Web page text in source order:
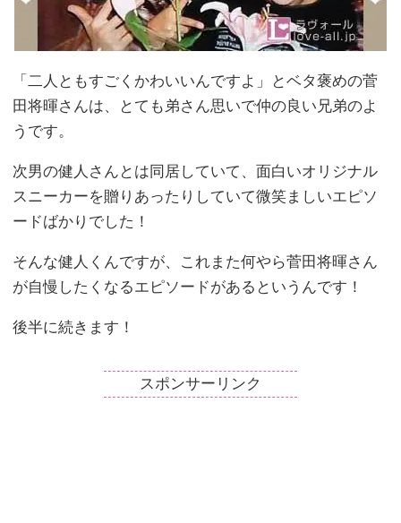
「二人ともすごくかわいいんですよ」とベタ褒めの菅
田将暉さんは、とても弟さん思いで仲の良い兄弟のよ
うです。
次男の健人さんとは同居していて、面白いオリジナル
スニーカーを贈りあったりしていて微笑ましいエピソ
ードばかりでした！
そんな健人くんですが、これまた何やら菅田将暉さん
が自慢したくなるエピソードがあるというんです！
後半に続きます！
スポンサーリンク